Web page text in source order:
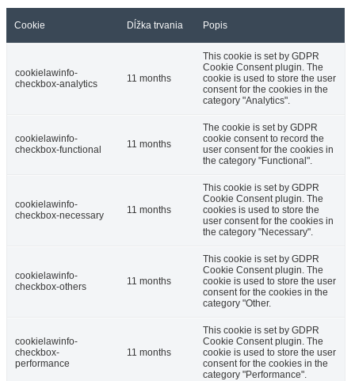
Cookie Dĺžka trvania Popis
cookielawinfo-
checkbox-analytics
11 months
This cookie is set by GDPR
Cookie Consent plugin. The
cookie is used to store the user
consent for the cookies in the
category "Analytics".
cookielawinfo-
checkbox-functional
11 months
The cookie is set by GDPR
cookie consent to record the
user consent for the cookies in
the category "Functional".
cookielawinfo-
checkbox-necessary
11 months
This cookie is set by GDPR
Cookie Consent plugin. The
cookies is used to store the
user consent for the cookies in
the category "Necessary".
cookielawinfo-
checkbox-others
11 months
This cookie is set by GDPR
Cookie Consent plugin. The
cookie is used to store the user
consent for the cookies in the
category "Other.
cookielawinfo-
checkbox-
performance
11 months
This cookie is set by GDPR
Cookie Consent plugin. The
cookie is used to store the user
consent for the cookies in the
category "Performance".